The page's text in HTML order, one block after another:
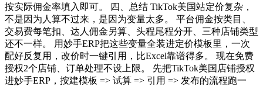
按实际佣金率填入即可。 四、总结 TikTok美国站定价复杂，
不是因为人算不过来，是因为变量太多。 平台佣金按类目、
交易费每笔扣、达人佣金另算、头程尾程分开、三种店铺类型
还不一样。 用妙手ERP把这些变量全装进定价模板里，一次
配好反复用，改价时一键引用，比Excel靠谱得多。 现在免费
授权2个店铺、订单处理不设上限。 先把TikTok美国店铺授权
进妙手ERP，按建模板 => 试算 => 引用 => 发布的流程跑一